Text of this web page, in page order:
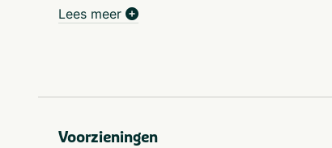
Lees meer
Voorzieningen